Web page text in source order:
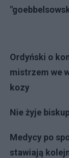
Ordyński o
mistrzem we
kozy
Nie żyje
Medycy po
stawiają